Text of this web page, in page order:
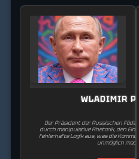
WLADIMIR
Der Präsident der Russischen
durch manipulative Rhetorik, den
fehlerhafte Logik aus, was die
unmöglich macht.